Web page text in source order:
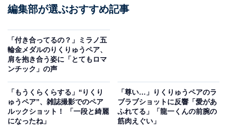
編集部が選ぶおすすめ記事
「付き合ってるの？」ミラノ五
輪金メダルのりくりゅうペア、
肩を抱き合う姿に「とてもロマ
ンチック」の声
「もうくらくらする」“りくり
ゅうペア”、雑誌撮影でのペア
ルックショット！ 「一段と綺麗
になったね」
「尊い…」りくりゅうペアのラ
ブラブショットに反響「愛があ
ふれてる」「龍一くんの前腕の
筋肉えぐい」